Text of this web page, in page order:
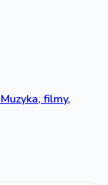
Muzyka, filmy,